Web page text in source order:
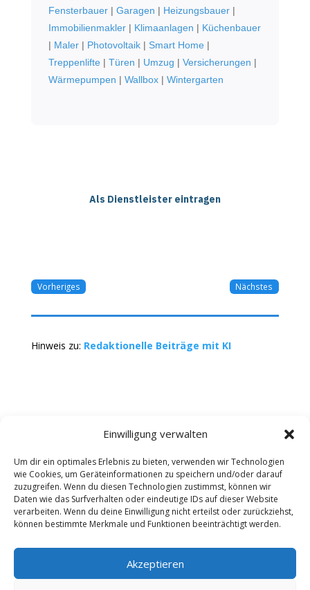
Einwilligung verwalten
Um dir ein optimales Erlebnis zu bieten, verwenden wir Technologien
wie Cookies, um Geräteinformationen zu speichern und/oder darauf
zuzugreifen. Wenn du diesen Technologien zustimmst, können wir
Daten wie das Surfverhalten oder eindeutige IDs auf dieser Website
verarbeiten. Wenn du deine Einwilligung nicht erteilst oder zurückziehst,
können bestimmte Merkmale und Funktionen beeinträchtigt werden.
Akzeptieren
Fensterbauer| Garagen | Heizungsbauer|
Immobilienmakler| Klimaanlagen | Küchenbauer
| Maler| Photovoltaik| Smart Home|
Treppenlifte| Türen | Umzug | Versicherungen |
Wärmepumpen | Wallbox| Wintergarten
Als Dienstleister eintragen
Vorheriges Nächstes
Hinweis zu: Redaktionelle Beiträge mit KI
Kontakt Impressum
Datenschutz
Werbung buchen
AGB
Copyright 2025-2026 | Web24 Consulting AVO UG |
Alle Rechte vorbehalten *Werbehinweis: Die ist ein
Portal mit Infos zu Dienstleistern und Fachbetrieben
sowie einem Anbieterverzeichnis. Wenn Sie bei den